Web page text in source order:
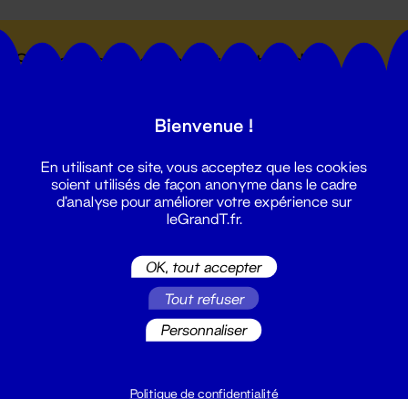
Suivez toutes les actualités du
Bienvenue !
En utilisant ce site, vous acceptez que les cookies
soient utilisés de façon anonyme dans le cadre
d'analyse pour améliorer votre expérience sur
leGrandT.fr.
OK, tout accepter
Tout refuser
Personnaliser
Politique de confidentialité